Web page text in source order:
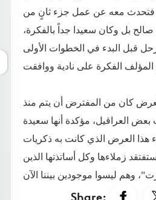
فتحدث معه عن عمل جزء ثانٍ من
بل وكان سعيدا جداً بالفكرة،
قبل البدء في الخطوات الأولى
كان من المفترض أن يتم منذ
العراقيل، مؤكدة أنها سعيدة
هذا العرض الذي كانت به ذكريات
زملاءها وكل أساتذتها الذين
Share: